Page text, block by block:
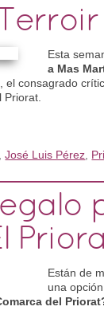
Esta
a Mas
el consagrado
,José Luis Pérez
Están de
una
del